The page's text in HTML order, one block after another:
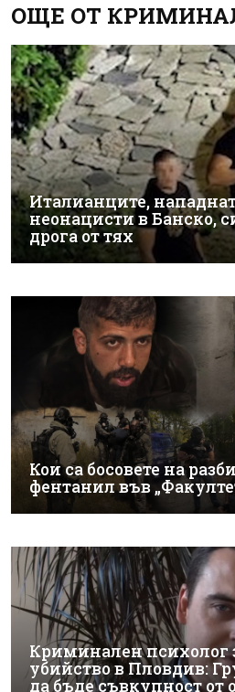
ОЩЕ ОТ
Италианците,
неонацисти в Банско,
дрога от тях
Кои са босовете на
фентанил във
Криминален психолог
убийство в Пловдив:
да бъде съвкупност от